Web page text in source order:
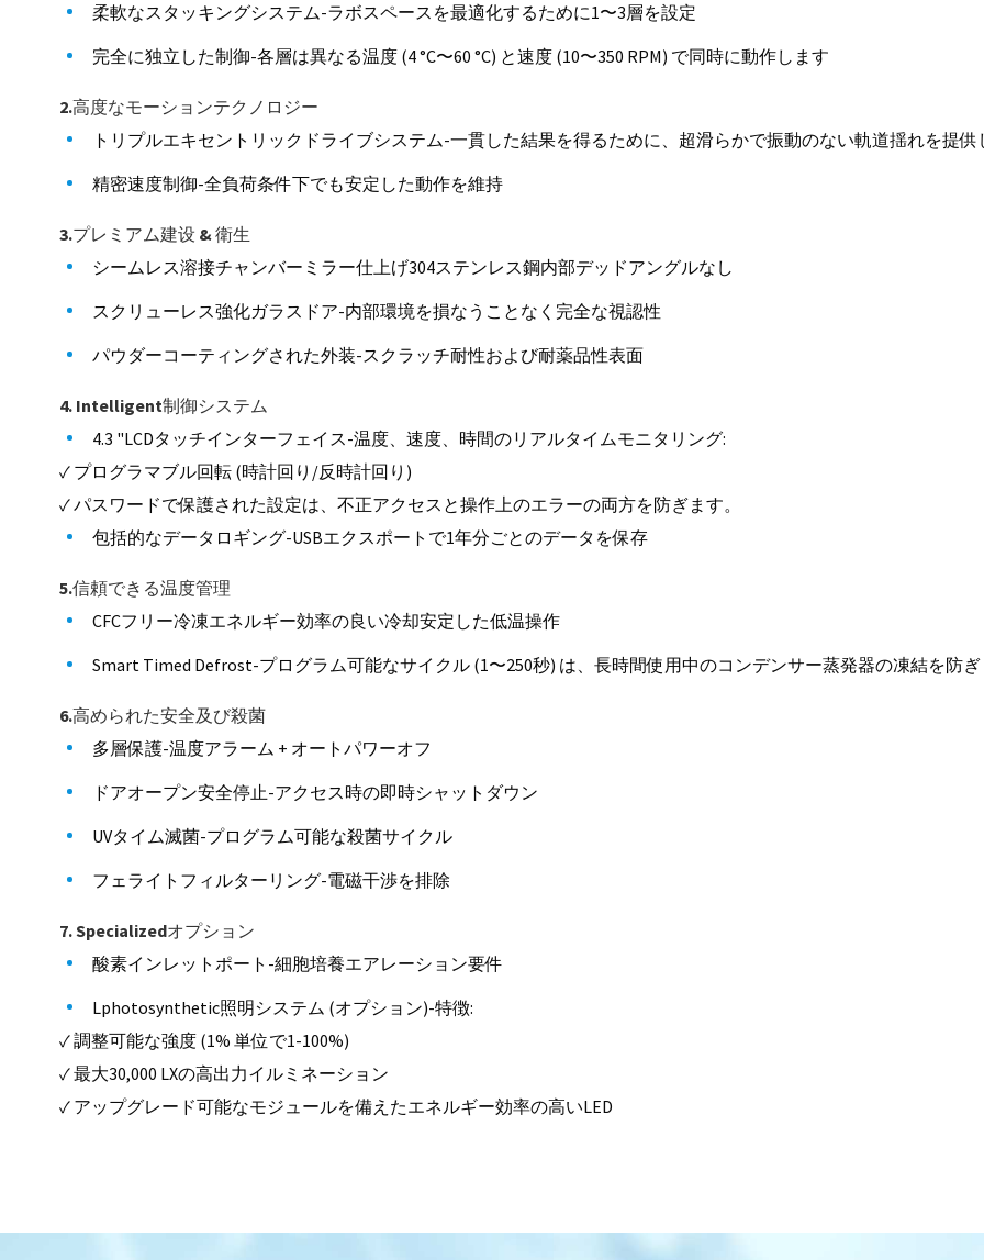
柔軟なスタッキングシステム-ラボスペースを最適化するために1〜3層を設定
完全に独立した制御-各層は異なる温度 (4 °C〜60 °C) と速度 (10〜350 RPM) で同時に動作します
2.高度なモーションテクノロジー
トリプルエキセントリックドライブシステム-一貫した結果を得るために、超滑らかで振動のない軌道揺れを提供
精密速度制御-全負荷条件下でも安定した動作を維持
3.プレミアム建设 & 衛生
シームレス溶接チャンバーミラー仕上げ304ステンレス鋼内部デッドアングルなし
スクリューレス強化ガラスドア-内部環境を損なうことなく完全な視認性
パウダーコーティングされた外装-スクラッチ耐性および耐薬品性表面
4. Intelligent制御システム
4.3 "LCDタッチインターフェイス-温度、速度、時間のリアルタイムモニタリング:
✓ プログラマブル回転 (時計回り/反時計回り)
✓ パスワードで保護された設定は、不正アクセスと操作上のエラーの両方を防ぎます。
包括的なデータロギング-USBエクスポートで1年分ごとのデータを保存
5.信頼できる温度管理
CFCフリー冷凍エネルギー効率の良い冷却安定した低温操作
Smart Timed Defrost-プログラム可能なサイクル (1〜250秒) は、長時間使用中のコンデンサー蒸発器の凍結を防
6.高められた安全及び殺菌
多層保護-温度アラーム + オートパワーオフ
ドアオープン安全停止-アクセス時の即時シャットダウン
UVタイム滅菌-プログラム可能な殺菌サイクル
フェライトフィルターリング-電磁干渉を排除
7. Specializedオプション
酸素インレットポート-細胞培養エアレーション要件
Lphotosynthetic照明システム (オプション)-特徴:
✓ 調整可能な強度 (1% 単位で1-100%)
✓ 最大30,000 LXの高出力イルミネーション
✓ アップグレード可能なモジュールを備えたエネルギー効率の高いLED